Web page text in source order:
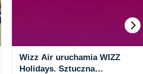
Wizz Air uruchamia WIZZ
Holidays. Sztuczna